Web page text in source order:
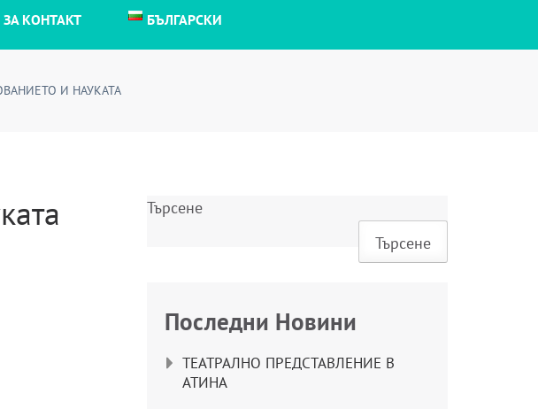
ЗА КОНТАКТ БЪЛГАРСКИ
И НАУКАТА
Търсене
Търсене
Последни Новини
ТЕАТРАЛНО ПРЕДСТАВЛЕНИЕ В
АТИНА